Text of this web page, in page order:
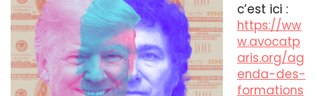
c’est ici :
https://ww
w.avocatp
aris.org/ag
enda-des-
formations